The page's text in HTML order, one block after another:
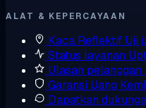
ALAT & KEPERCAYAAN
Kaca Reflektif Uji
Status layanan
Ulasan pelanggan
Garansi Uang
Dapatkan